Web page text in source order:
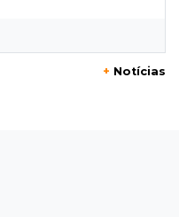
de farmácia
pela
+ Notícias